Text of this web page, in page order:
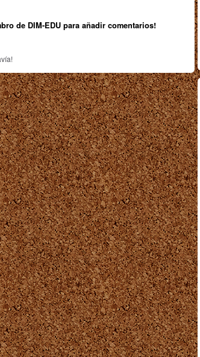
de DIM-EDU para añadir comentarios!